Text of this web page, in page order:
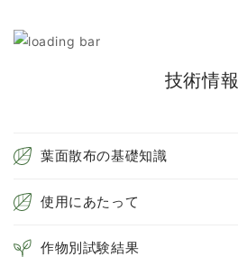
技術情報
葉面散布の基礎知識
使用にあたって
作物別試験結果